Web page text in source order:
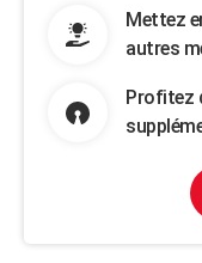
Mettez
autres
Profitez